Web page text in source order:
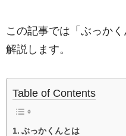
この記事では「ぶっか
解説します。
Table of Contents
ぶっかくんとは